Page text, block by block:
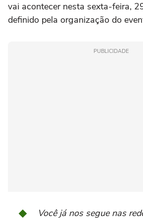
vai acontecer nesta sexta-feira,
definido pela organização do
PUBLICIDADE
Você já nos segue nas